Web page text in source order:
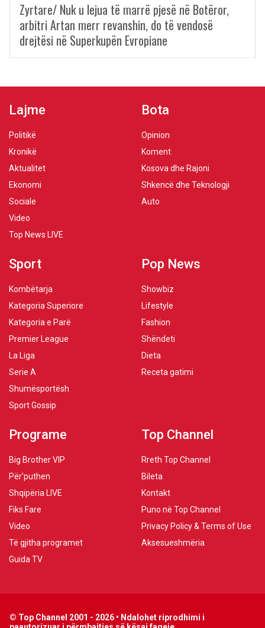
Zyrtare/ Nuk u lejua të marrë pjesë në Botëror,
arbitri Artan merr revanshin, do të vendosë
drejtësi në Superkupën Evropiane
Lajme
Politikë
Kronikë
Aktualitet
Ekonomi
Sociale
Video
Top News LIVE
Bota
Opinion
Koment
Kosova dhe Rajoni
Shkencë dhe Teknologji
Auto
Sport
Kombëtarja
Kategoria Superiore
Kategoria e Parë
Premier League
La Liga
Serie A
Shumësportësh
Sport Gossip
Pop News
Showbiz
Lifestyle
Fashion
Shëndeti
Dieta
Receta gatimi
Programe
Big Brother VIP
Për’puthen
Shqipëria LIVE
Fiks Fare
Video
Të gjitha programet
Guida TV
Top Channel
Rreth Top Channel
Bileta
Kontakt
Puno në Top Channel
Privacy Policy & Terms of Use
Aksesueshmëria
© Top Channel 2001 - 2026 • Ndalohet riprodhimi i